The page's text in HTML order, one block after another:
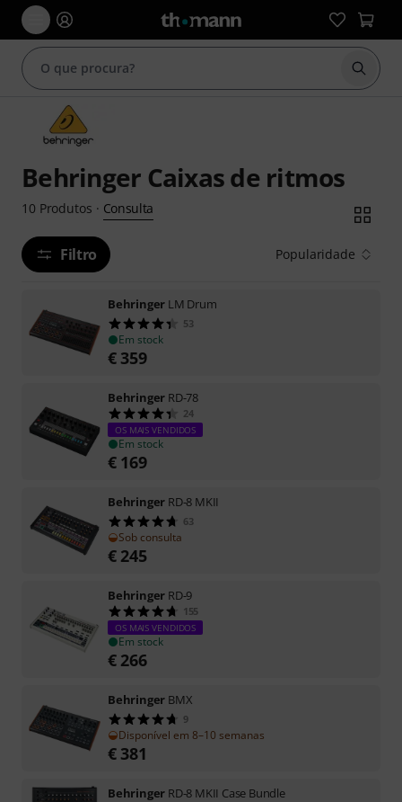
Iniciar
Behringer Caixas de ritmos
10 Produtos · Consulta
Filtro Popularidade
Behringer LM Drum
53
Em stock
€ 359
Behringer RD-78
24
OS MAIS VENDIDOS
Em stock
€ 169
Behringer RD-8 MKII
63
Sob consulta
€ 245
Behringer RD-9
155
OS MAIS VENDIDOS
Em stock
€ 266
Behringer BMX
9
Disponível em 8–10 semanas
€ 381
Behringer RD-8 MKII Case Bundle